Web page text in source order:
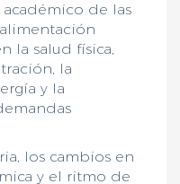
de las
la salud física,
la
y la
los cambios en
y el ritmo de